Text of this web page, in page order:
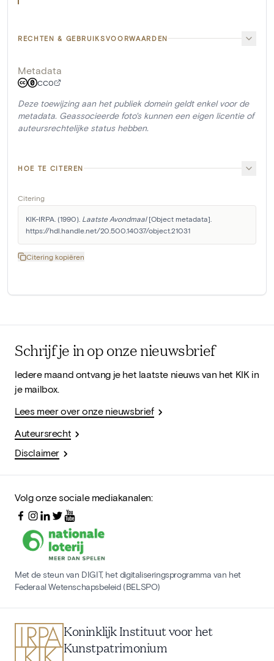
RECHTEN & GEBRUIKSVOORWAARDEN
Metadata
CC0
Deze toewijzing aan het publiek domein geldt enkel voor de
metadata. Geassocieerde foto's kunnen een eigen licentie of
auteursrechtelijke status hebben.
HOE TE CITEREN
Citering
KIK-IRPA. (1990). Laatste Avondmaal [Object metadata].
https://hdl.handle.net/20.500.14037/object.21031
Citering kopiëren
Schrijf je in op onze nieuwsbrief
Iedere maand ontvang je het laatste nieuws van het KIK in
je mailbox.
Lees meer over onze nieuwsbrief
Auteursrecht
Disclaimer
Volg onze sociale mediakanalen:
Met de steun van DIGIT, het digitaliseringsprogramma van het
Federaal Wetenschapsbeleid (BELSPO)
Koninklijk Instituut voor het
Kunstpatrimonium